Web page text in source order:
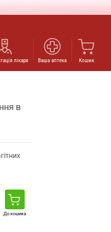
лікаря Ваша аптека Кошик
в
До кошика